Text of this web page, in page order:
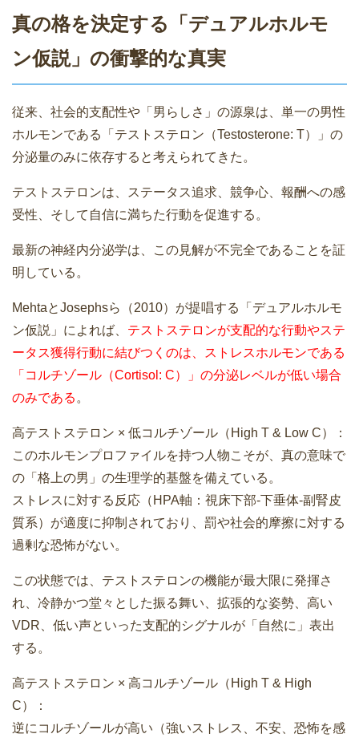
真の格を決定する「デュアルホルモ
ン仮説」の衝撃的な真実
従来、社会的支配性や「男らしさ」の源泉は、単一の男性
ホルモンである「テストステロン（Testosterone: T）」の
分泌量のみに依存すると考えられてきた。
テストステロンは、ステータス追求、競争心、報酬への感
受性、そして自信に満ちた行動を促進する。
最新の神経内分泌学は、この見解が不完全であることを証
明している。
MehtaとJosephsら（2010）が提唱する「デュアルホルモ
ン仮説」によれば、 テストステロンが支配的な行動やステ
ータス獲得行動に結びつくのは、ストレスホルモンである
「コルチゾール（Cortisol: C）」の分泌レベルが低い場合
のみである 。
高テストステロン × 低コルチゾール（High T & Low C）：
このホルモンプロファイルを持つ人物こそが、真の意味で
の「格上の男」の生理学的基盤を備えている。
ストレスに対する反応（HPA軸：視床下部-下垂体-副腎皮
質系）が適度に抑制されており、罰や社会的摩擦に対する
過剰な恐怖がない。
この状態では、テストステロンの機能が最大限に発揮さ
れ、冷静かつ堂々とした振る舞い、拡張的な姿勢、高い
VDR、低い声といった支配的シグナルが「自然に」表出
する。
高テストステロン × 高コルチゾール（High T & High
C）：
逆にコルチゾールが高い（強いストレス、不安、恐怖を感